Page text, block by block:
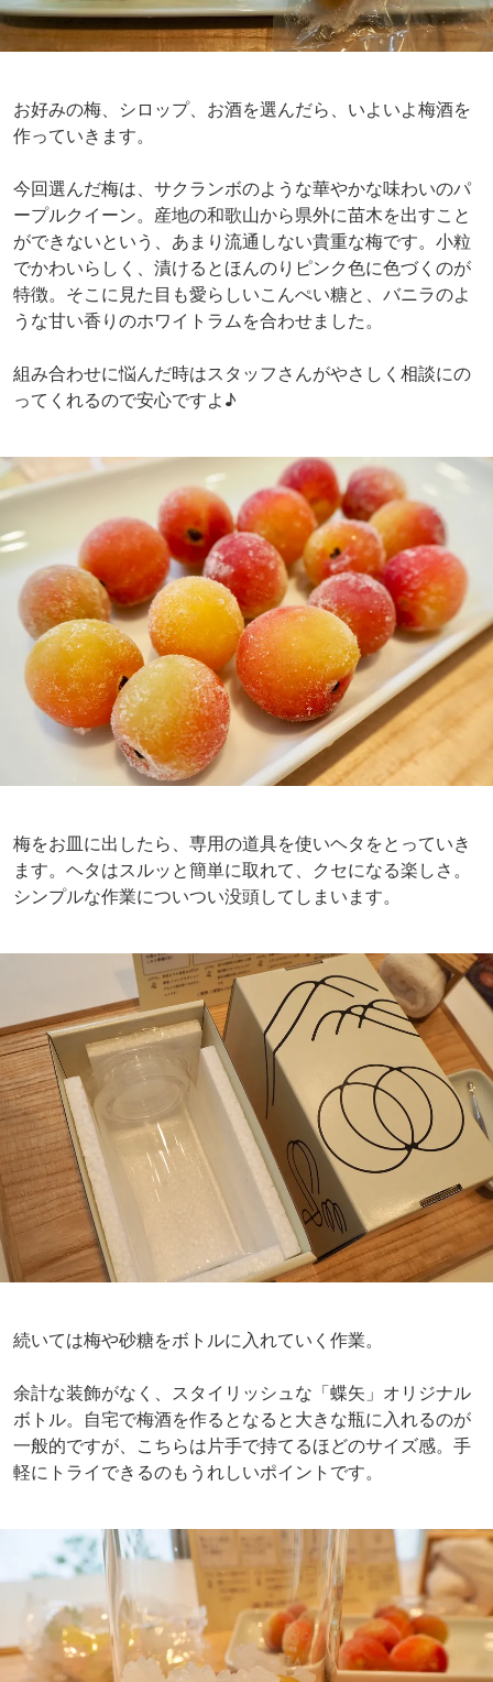
お好みの梅、シロップ、お酒を選んだら、いよいよ梅酒を
作っていきます。
今回選んだ梅は、サクランボのような華やかな味わいのパ
ープルクイーン。産地の和歌山から県外に苗木を出すこと
ができないという、あまり流通しない貴重な梅です。小粒
でかわいらしく、漬けるとほんのりピンク色に色づくのが
特徴。そこに見た目も愛らしいこんぺい糖と、バニラのよ
うな甘い香りのホワイトラムを合わせました。
組み合わせに悩んだ時はスタッフさんがやさしく相談にの
ってくれるので安心ですよ♪
梅をお皿に出したら、専用の道具を使いヘタをとっていき
ます。ヘタはスルッと簡単に取れて、クセになる楽しさ。
シンプルな作業についつい没頭してしまいます。
続いては梅や砂糖をボトルに入れていく作業。
余計な装飾がなく、スタイリッシュな「蝶矢」オリジナル
ボトル。自宅で梅酒を作るとなると大きな瓶に入れるのが
一般的ですが、こちらは片手で持てるほどのサイズ感。手
軽にトライできるのもうれしいポイントです。